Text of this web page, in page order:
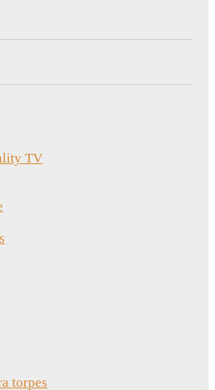
TV
torpes